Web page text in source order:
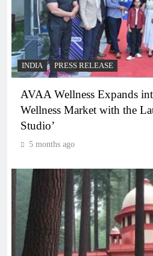
INDIA PRESS RELEASE
AVAA Wellness Expands
Wellness Market with the
Studio’
5 months ago